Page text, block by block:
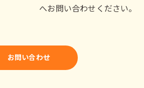
へお問い合わせください。
お問い合わせ